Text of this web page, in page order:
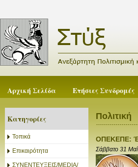
Αρχική Σελίδα Ετήσιες Συνδρομές
Κατηγορίες
Τοπικά
Επικαιρότητα
ΣΥΝΕΝΤΕΥΞΕΙΣ/MEDIA/
Πολιτική
ΟΠΕΚΕΠΕ:
Σάββατο 31